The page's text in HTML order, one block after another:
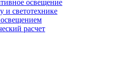
освещение
и светотехнике
расчет